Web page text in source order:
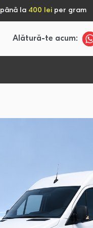
până la 400 lei per gram
Alătură-te acum: